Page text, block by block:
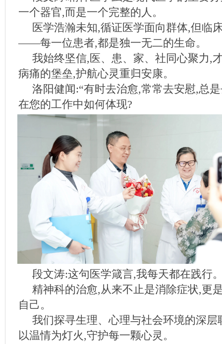
一个器官,而是一个完整的人。
医学浩瀚未知,循证医学面向群体,但临
——每一位患者,都是独一无二的生命。
我始终坚信,医、患、家、社同心聚力,
病痛的堡垒,护航心灵重归安康。
洛阳健闻:“有时去治愈,常常去安慰,总
在您的工作中如何体现?
段文涛:这句医学箴言,我每天都在践行
精神科的治愈,从来不止是消除症状,更
自己。
我们探寻生理、心理与社会环境的深层
以温情为灯火,守护每一颗心灵。